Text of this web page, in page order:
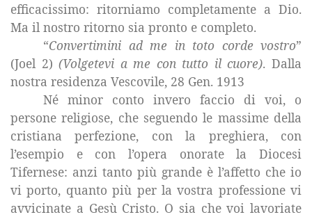
efficacissimo: ritorniamo completamente a Dio.
Ma il nostro ritorno sia pronto e completo.
“Convertimini ad me in toto corde vostro”
(Joel 2)(Volgetevi a me con tutto il cuore). Dalla
nostra residenza Vescovile, 28 Gen. 1913
Né minor conto invero faccio di voi, o
persone religiose, che seguendo le massime della
cristiana perfezione, con la preghiera, con
l’esempio e con l’opera onoratela Diocesi
Tifernese: anzi tanto più grande è l’affetto che io
vi porto, quanto più per la vostra professione vi
avvicinate a Gesù Cristo. O sia che voi lavoriate